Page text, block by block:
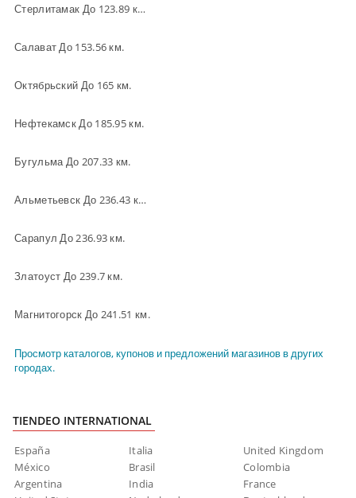
Стерлитамак До 123.89 км.
Салават До 153.56 км.
Октябрьский До 165 км.
Нефтекамск До 185.95 км.
Бугульма До 207.33 км.
Альметьевск До 236.43 км.
Сарапул До 236.93 км.
Златоуст До 239.7 км.
Магнитогорск До 241.51 км.
Просмотр каталогов, купонов и предложений магазинов в других
городах.
TIENDEO INTERNATIONAL
España Italia
United Kingdom
México
Brasil
Colombia
Argentina
India
France